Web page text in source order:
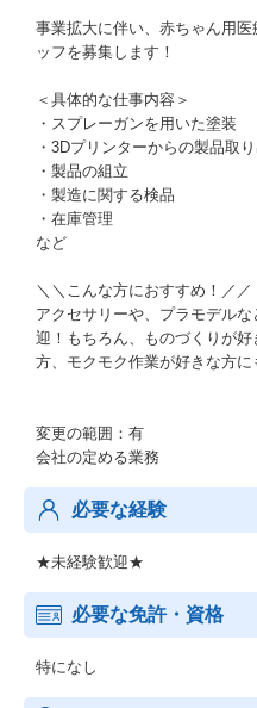
事業拡大に伴い、赤ちゃん用
ッフを募集します！
＜具体的な仕事内容＞
・スプレーガンを用いた塗装
・3Dプリンターからの製品取
・製品の組立
・製造に関する検品
・在庫管理
など
＼＼こんな方におすすめ！／／
アクセサリーや、プラモデル
迎！もちろん、ものづくりが
方、モクモク作業が好きな方に
変更の範囲：有
会社の定める業務
必要な経験
★未経験歓迎★
必要な免許・資格
特になし